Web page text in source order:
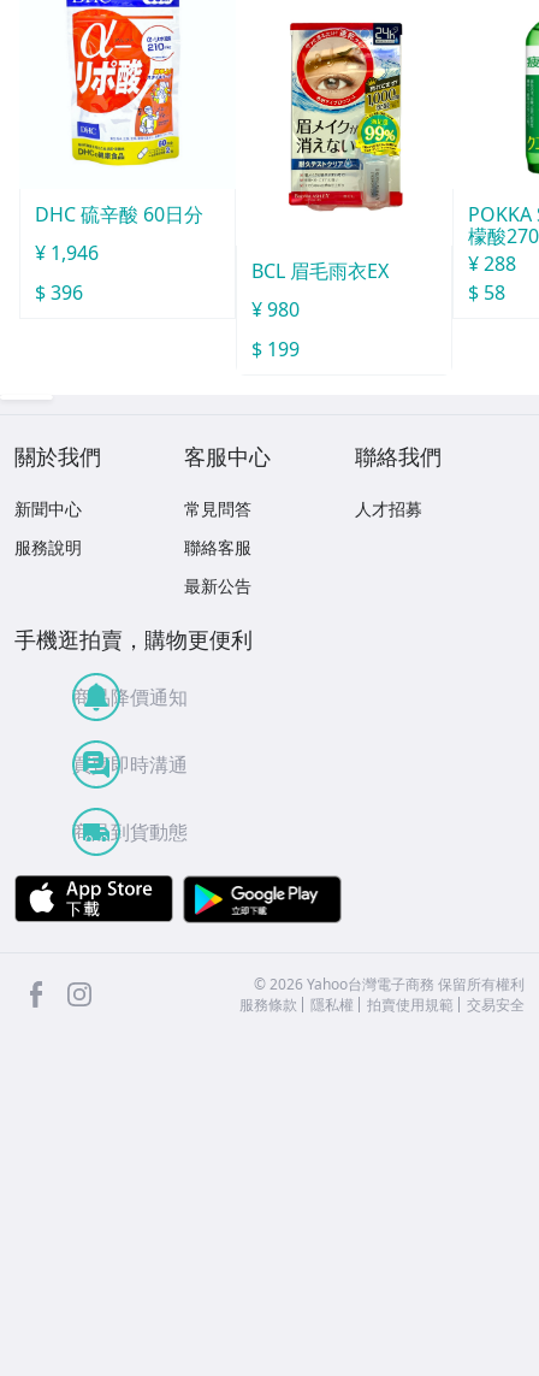
DHC 硫辛酸 60日分
¥ 1,946
$ 396
BCL 眉毛雨衣EX
¥ 980
$ 199
POKKA
檬酸
155ml
¥ 288
$ 58
關於我們
新聞中心
服務說明
客服中心
常見問答
聯絡客服
最新公告
聯絡我們
人才招募
手機逛拍賣，購物更便利
商品降價通知
買賣即時溝通
商品到貨動態
APP Store
facebook ©2026 Yahoo台灣電子商務 保留所有權利
服務條款
隱私權 拍賣使用規範 交易安全